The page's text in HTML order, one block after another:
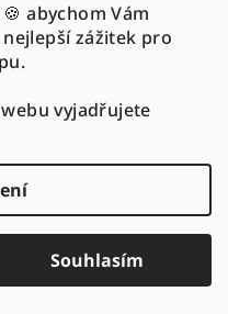
abychom Vám
zážitek pro
vyjadřujete
Souhlasím
3.76g
ks)
KÓD:21208/A/25-1-0006